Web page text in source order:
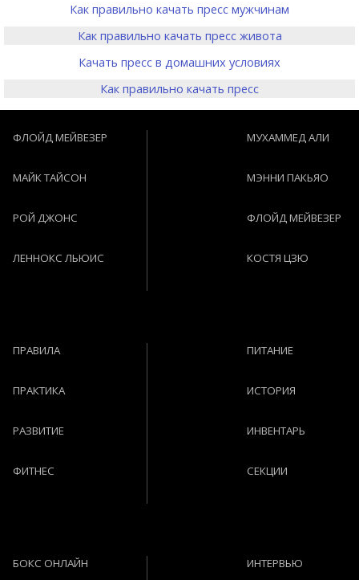
Как правильно качать пресс мужчинам
Как правильно качать пресс живота
Качать пресс в домашних условиях
Как правильно качать пресс
ФЛОЙД МЕЙВЕЗЕР
МАЙК ТАЙСОН
РОЙ ДЖОНС
ЛЕННОКС ЛЬЮИС
МУХАММЕД АЛИ
МЭННИ ПАКЬЯО
ФЛОЙД МЕЙВЕЗЕР
КОСТЯ ЦЗЮ
ПРАВИЛА
ПРАКТИКА
РАЗВИТИЕ
ФИТНЕС
ПИТАНИЕ
ИСТОРИЯ
ИНВЕНТАРЬ
СЕКЦИИ
БОКС ОНЛАЙН ИНТЕРВЬЮ